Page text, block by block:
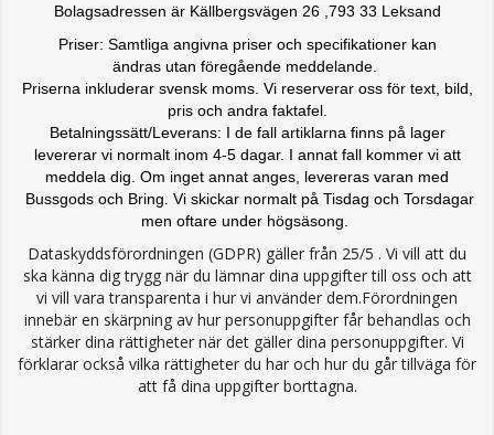
Bolagsadressen är Källbergsvägen 26 ,793 33 Leksand
Priser: Samtliga angivna priser och specifikationer kan
ändras utan föregående meddelande.
Priserna inkluderar svensk moms. Vi reserverar oss för text, bild,
pris och andra faktafel.
Betalningssätt/Leverans: I de fall artiklarna finns på lager
levererar vi normalt inom 4-5 dagar. I annat fall kommer vi att
meddela dig. Om inget annat anges, levereras varan med
Bussgods och Bring. Vi skickar normalt på Tisdag och Torsdagar
men oftare under högsäsong.
Dataskyddsförordningen (GDPR) gäller från 25/5 . Vi vill att du
ska känna dig trygg när du lämnar dina uppgifter till oss och att
vi vill vara transparenta i hur vi använder dem.Förordningen
innebär en skärpning av hur personuppgifter får behandlas och
stärker dina rättigheter när det gäller dina personuppgifter. Vi
förklarar också vilka rättigheter du har och hur du går tillväga för
att få dina uppgifter borttagna.